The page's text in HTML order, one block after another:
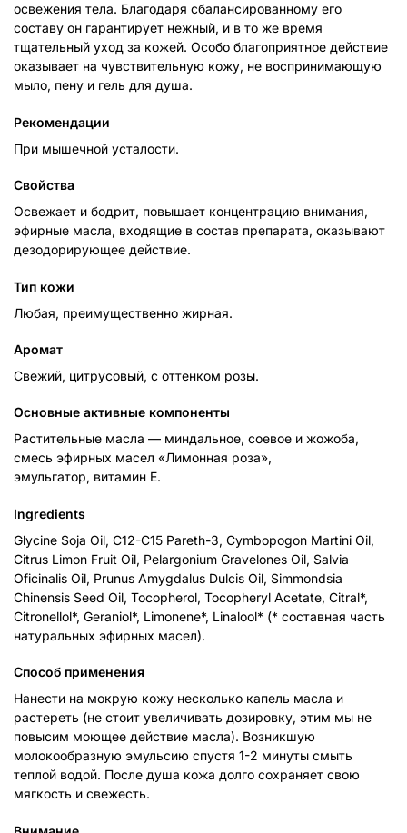
освежения тела. Благодаря сбалансированному его
составу он гарантирует нежный, и в то же время
тщательный уход за кожей. Особо благоприятное действие
оказывает на чувствительную кожу, не воспринимающую
мыло, пену и гель для душа.
Рекомендации
При мышечной усталости.
Свойства
Освежает и бодрит, повышает концентрацию внимания,
эфирные масла, входящие в состав препарата, оказывают
дезодорирующее действие.
Тип кожи
Любая, преимущественно жирная.
Аромат
Свежий, цитрусовый, с оттенком розы.
Основные активные компоненты
Растительные масла — миндальное, соевое и жожоба,
смесь эфирных масел «Лимонная роза»,
эмульгатор, витамин Е.
Ingredients
Glycine Soja Oil, C12-C15 Pareth-3, Cymbopogon Martini Oil,
Citrus Limon Fruit Oil, Pelargonium Gravelones Oil, Salvia
Oficinalis Oil, Prunus Amygdalus Dulcis Oil, Simmondsia
Chinensis Seed Oil, Tocopherol, Tocopheryl Acetate, Citral*,
Citronellol*, Geraniol*, Limonene*, Linalool* (* составная часть
натуральных эфирных масел).
Способ применения
Нанести на мокрую кожу несколько капель масла и
растереть (не стоит увеличивать дозировку, этим мы не
повысим моющее действие масла). Возникшую
молокообразную эмульсию спустя 1-2 минуты смыть
теплой водой. После душа кожа долго сохраняет свою
мягкость и свежесть.